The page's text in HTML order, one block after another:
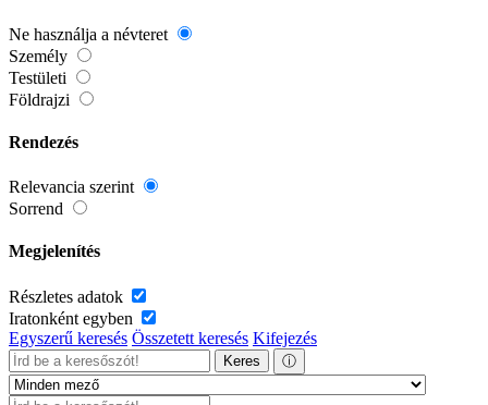
Ne használja a névteret
Személy
Testületi
Földrajzi
Rendezés
Relevancia szerint
Sorrend
Megjelenítés
Részletes adatok
Iratonként egyben
Egyszerű keresés Összetett keresés Kifejezés
Keres ⓘ